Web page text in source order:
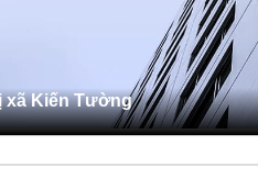
xã Kiến Tường